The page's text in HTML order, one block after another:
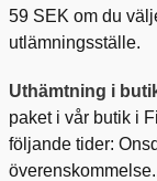
59 SEK om du
utlämningsställe.
Uthämtning i
paket i vår butik i
följande tider: